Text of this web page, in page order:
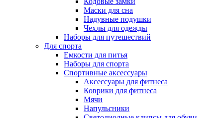
Маски для сна
Надувные подушки
Чехлы для одежды
Наборы для путешествий
Для спорта
Емкости для питья
Наборы для спорта
Спортивные аксессуары
Аксессуары для фитнеса
Коврики для фитнеса
Мячи
Напульсники